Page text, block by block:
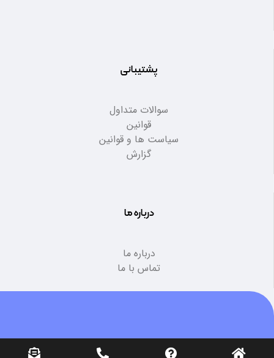
پشتیبانی
سوالات متداول
قوانین
سیاست ها و قوانین
گزارش
درباره ما
درباره ما
تماس با ما